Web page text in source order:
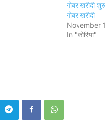
गोबर खरीदी
गोबर खरीदी
November
In "कोरिया"